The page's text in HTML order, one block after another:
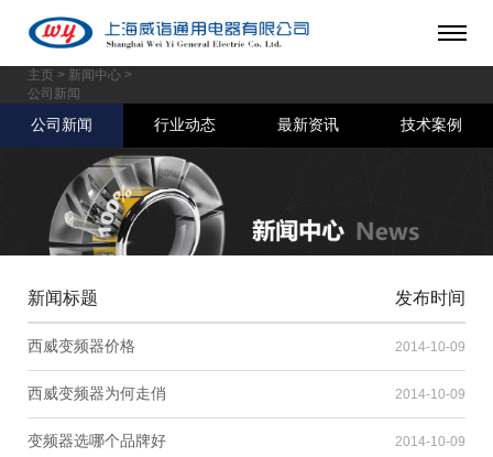
主页 > 新闻中心 >
公司新闻
公司新闻 行业动态 最新资讯 技术案例
发布时间
新闻标题
2014-10-09
西威变频器价格
2014-10-09
西威变频器为何走俏
2014-10-09
变频器选哪个品牌好